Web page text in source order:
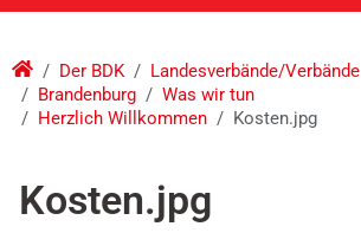
Der BDK
Landesverbände/Verbände
Brandenburg
Was wir tun
Herzlich Willkommen
Kosten.jpg
Kosten.jpg